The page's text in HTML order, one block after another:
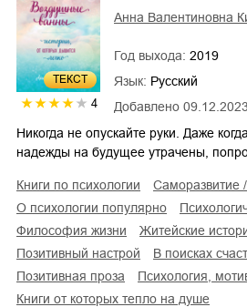
ТЕКСТ
4 Добавлено
Анна Валентиновна
Год выхода: 2019
Язык: Русский
Никогда не опускайте руки. Даже
надежды на будущее утрачены,
книги по психологии
о психологии популярно
философия жизни
житейские
позитивный настрой
в поисках
позитивная проза
психология,
Книги от которых тепло на душе